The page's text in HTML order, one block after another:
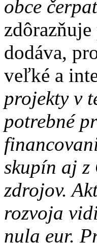
obce
dodáva,
veľké a
projekty v
potrebné
skupín aj z
zdrojov.
rozvoja
nula eur.